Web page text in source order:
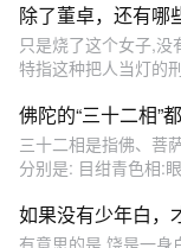
除了董卓，还有哪
只是烧了这个女子,没
特指这种把人当灯的
佛陀的“三十二相”
三十二相是指佛、菩
分别是: 目绀青色相:
如果没有少年白，